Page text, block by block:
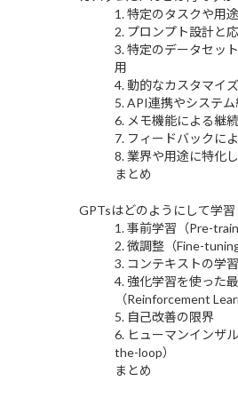
1. 特定のタスクや用
2. プロンプト設計と
3. 特定のデータセッ
用
4. 動的なカスタマイ
5. API連携やシステム
6. メモ機能による継
7. フィードバックに
8. 業界や用途に特化
まとめ
GPTsはどのようにして学習
1. 事前学習（Pre-
2. 微調整（Fine-tuning
3. コンテキストの学
4. 強化学習を使った
（Reinforcement
5. 自己改善の限界
6. ヒューマンインザ
the-loop）
まとめ